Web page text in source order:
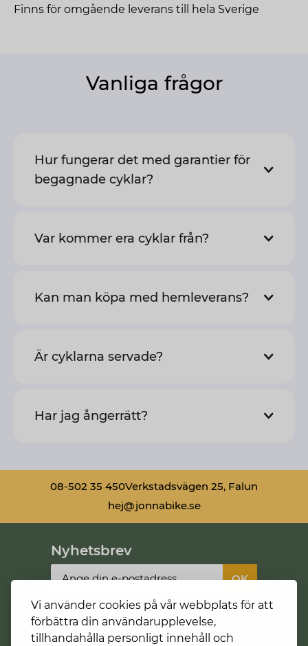
Vi använder cookies på vår webbplats för att
förbättra din användarupplevelse,
tillhandahålla personligt innehåll och
Finns för omgående leverans till hela Sverige
Vanliga frågor
Hur fungerar det med garantier för
begagnade cyklar?
Var kommer era cyklar från?
Kan man köpa med hemleverans?
Är cyklarna servade?
Har jag ångerrätt?
08-502 35 450Verkstadsvägen 25, Falun
hej@jonnabike.se
Nyhetsbrev